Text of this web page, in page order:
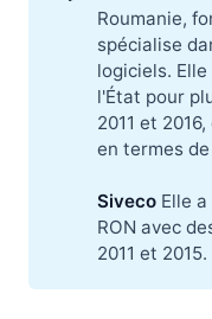
Roumanie,
spécialise
logiciels.
l'État pour
2011 et
en termes
Siveco Elle
RON avec
2011 et 2015.